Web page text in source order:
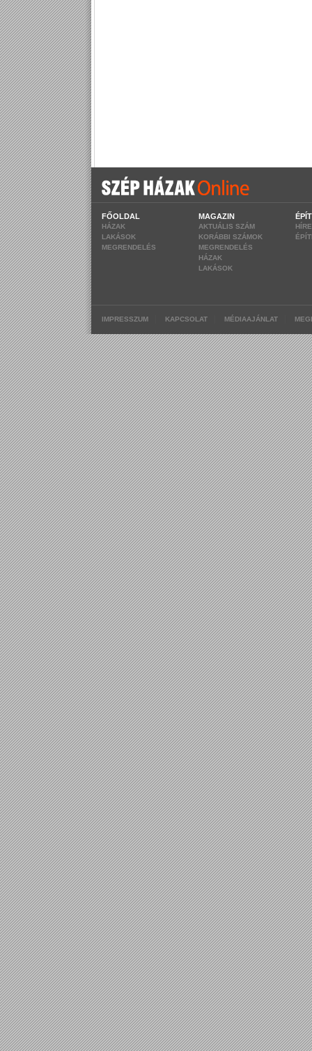
FŐOLDAL
HÁZAK
LAKÁSOK
MEGRENDELÉS
MAGAZIN
AKTUÁLIS SZÁM
KORÁBBI SZÁMOK
MEGRENDELÉS
HÁZAK
LAKÁSOK
IMPRESSZUM KAPCSOLAT MÉDIAAJÁNLAT